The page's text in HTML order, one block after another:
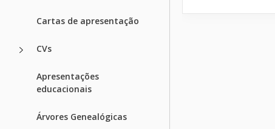
Cartas de apresentação
CVs
Apresentações
educacionais
Árvores Genealógicas